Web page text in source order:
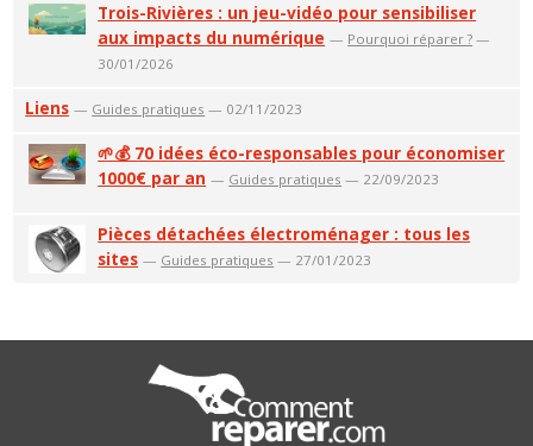
Trois-Rivières : un jeu-vidéo pour sensibiliser
aux impacts du numérique — Pourquoi réparer ? —
30/01/2026
Liens — Guides pratiques — 02/11/2023
🌱💰 70 idées éco-responsables pour économiser
1000€ par an — Guides pratiques — 22/09/2023
Pièces détachées électroménager : tous les
sites — Guides pratiques — 27/01/2023